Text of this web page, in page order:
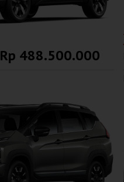
Rp 488.500.000